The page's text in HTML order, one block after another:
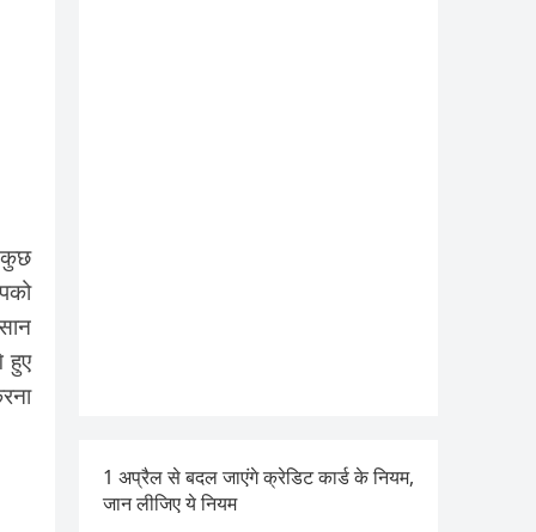
कुछ
हुए
1 अप्रैल से बदल जाएंगे क्रेडिट कार्ड के नियम,
जान लीजिए ये नियम